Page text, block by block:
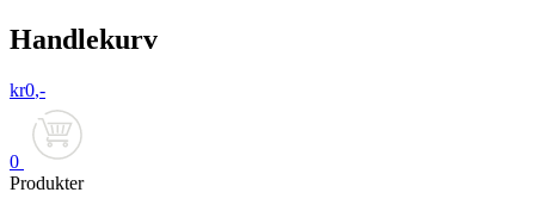
Handlekurv
kr0,-
0
Produkter